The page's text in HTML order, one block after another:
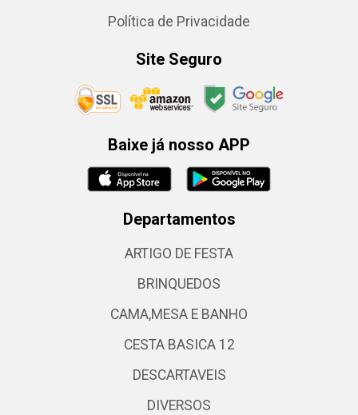
Política de Privacidade
Site Seguro
Baixe já nosso APP
Departamentos
ARTIGO DE FESTA
BRINQUEDOS
CAMA,MESA E BANHO
CESTA BASICA 12
DESCARTAVEIS
DIVERSOS